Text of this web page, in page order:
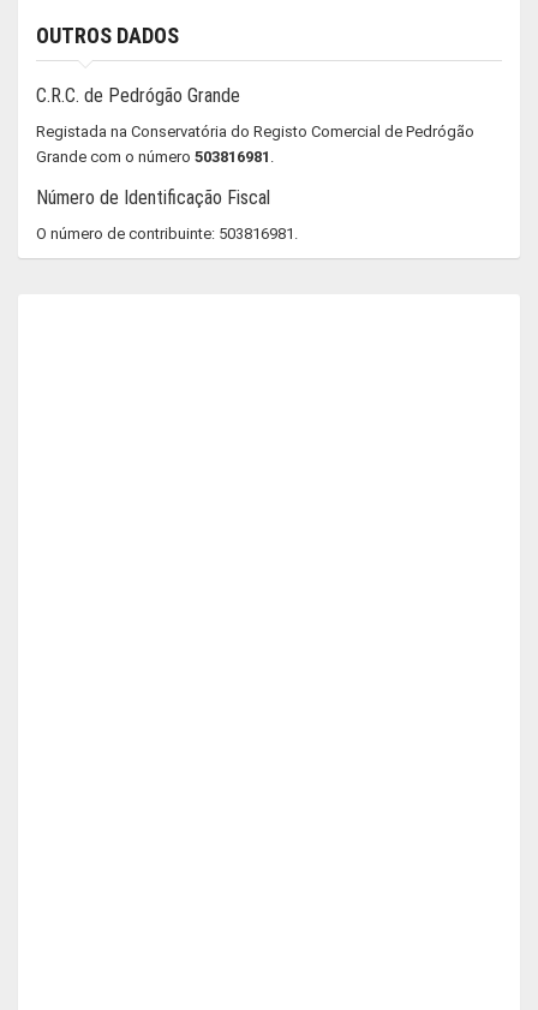
OUTROS DADOS
C.R.C. de Pedrógão Grande
Registada na Conservatória do Registo Comercial de Pedrógão
Grande com o número 503816981 .
Número de Identificação Fiscal
O número de contribuinte: 503816981.